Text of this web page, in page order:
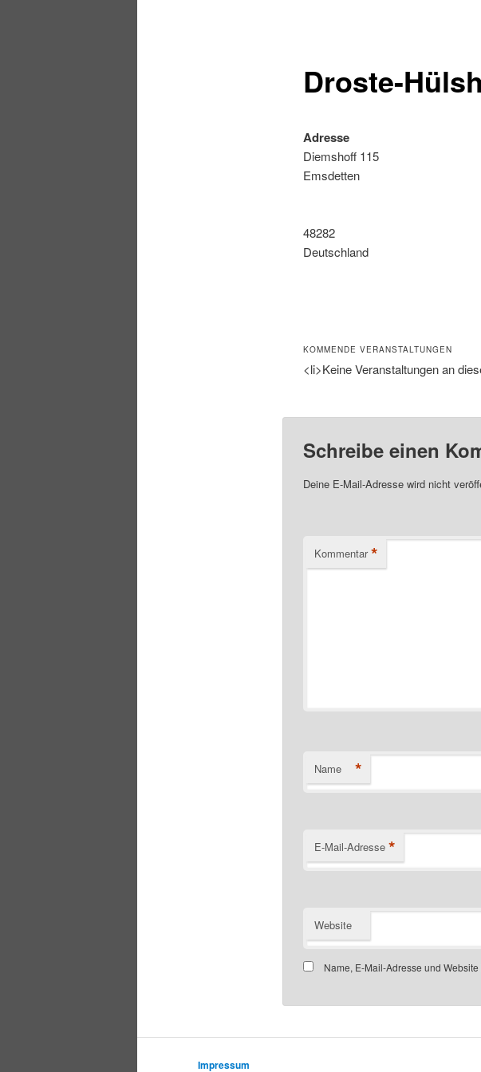
Droste-
Adresse
Diemshoff 115
Emsdetten
48282
Deutschland
KOMMENDE VERANSTALTUNGEN
<li>Keine Veranstaltungen an
Schreibe einen
Deine E-Mail-Adresse wird nicht
Kommentar *
Name *
E-Mail-Adresse *
Website
Name, E-Mail-Adresse und
Impressum